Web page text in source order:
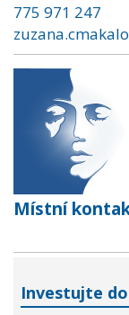
775 971 247
Místní
Investujte